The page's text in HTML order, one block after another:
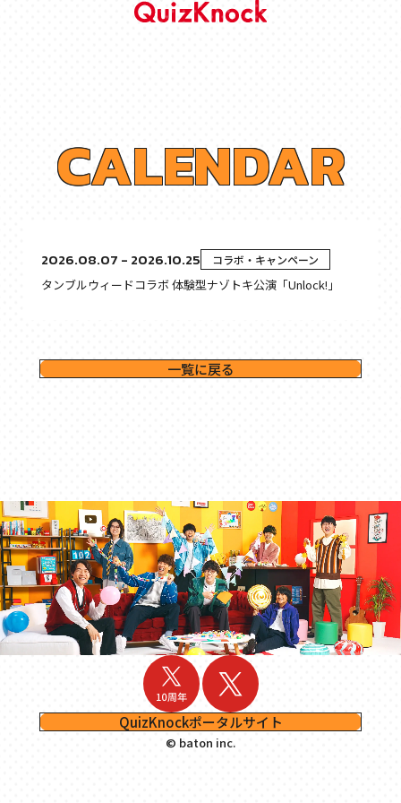
CALENDAR
2026.08.07 - 2026.10.25 コラボ・キャンペーン
タンブルウィードコラボ 体験型ナゾトキ公演「Unlock!」
一覧に戻る
QuizKnockポータルサイト
© baton inc.